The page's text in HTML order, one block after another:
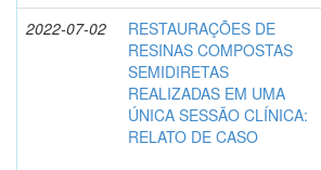
2022-07-02
RESTAURAÇÕES DE
RESINAS COMPOSTAS
SEMIDIRETAS
REALIZADAS EM UMA
ÚNICA SESSÃO CLÍNICA:
RELATO DE CASO